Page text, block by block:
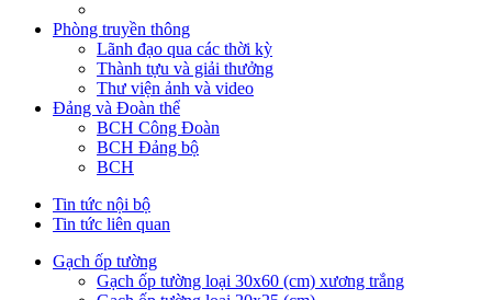
Phòng truyền thông
Lãnh đạo qua các thời kỳ
Thành tựu và giải thưởng
Thư viện ảnh và video
Đảng và Đoàn thể
BCH Công Đoàn
BCH Đảng bộ
BCH
Tin tức nội bộ
Tin tức liên quan
Gạch ốp tường
Gạch ốp tường loại 30x60 (cm) xương trắng